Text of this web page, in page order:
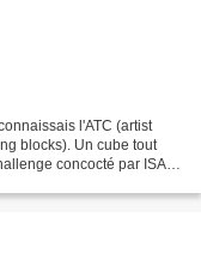
l'ATC (artist
blocks). Un cube tout
concocté par ISA's